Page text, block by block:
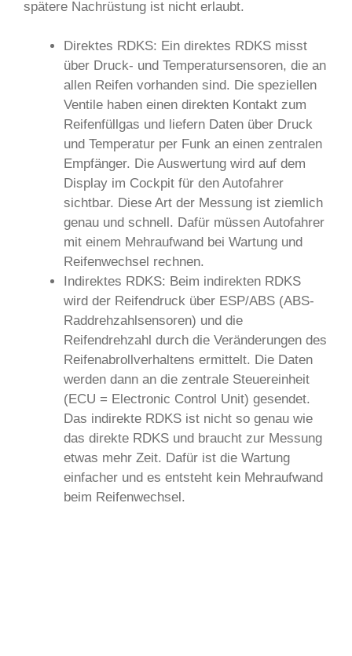
spätere Nachrüstung ist nicht erlaubt.
Direktes RDKS: Ein direktes RDKS misst
über Druck- und Temperatursensoren, die an
allen Reifen vorhanden sind. Die speziellen
Ventile haben einen direkten Kontakt zum
Reifenfüllgas und liefern Daten über Druck
und Temperatur per Funk an einen zentralen
Empfänger. Die Auswertung wird auf dem
Display im Cockpit für den Autofahrer
sichtbar. Diese Art der Messung ist ziemlich
genau und schnell. Dafür müssen Autofahrer
mit einem Mehraufwand bei Wartung und
Reifenwechsel rechnen.
Indirektes RDKS: Beim indirekten RDKS
wird der Reifendruck über ESP/ABS (ABS-
Raddrehzahlsensoren) und die
Reifendrehzahl durch die Veränderungen des
Reifenabrollverhaltens ermittelt. Die Daten
werden dann an die zentrale Steuereinheit
(ECU = Electronic Control Unit) gesendet.
Das indirekte RDKS ist nicht so genau wie
das direkte RDKS und braucht zur Messung
etwas mehr Zeit. Dafür ist die Wartung
einfacher und es entsteht kein Mehraufwand
beim Reifenwechsel.